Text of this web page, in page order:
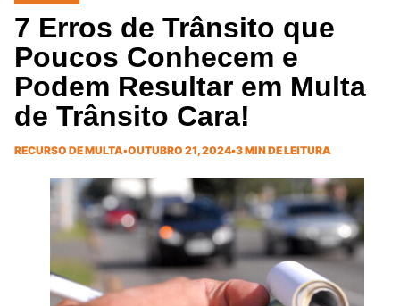
7 Erros de Trânsito que
Poucos Conhecem e
Podem Resultar em Multa
de Trânsito Cara!
RECURSO DE MULTA•OUTUBRO 21, 2024•3 MIN DE LEITURA